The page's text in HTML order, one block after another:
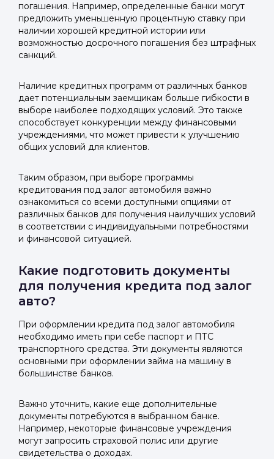
погашения. Например, определенные банки могут
предложить уменьшенную процентную ставку при
наличии хорошей кредитной истории или
возможностью досрочного погашения без штрафных
санкций.
Наличие кредитных программ от различных банков
дает потенциальным заемщикам больше гибкости в
выборе наиболее подходящих условий. Это также
способствует конкуренции между финансовыми
учреждениями, что может привести к улучшению
общих условий для клиентов.
Таким образом, при выборе программы
кредитования под залог автомобиля важно
ознакомиться со всеми доступными опциями от
различных банков для получения наилучших условий
в соответствии с индивидуальными потребностями
и финансовой ситуацией.
Какие подготовить документы
для получения кредита под залог
авто?
При оформлении кредита под залог автомобиля
необходимо иметь при себе паспорт и ПТС
транспортного средства. Эти документы являются
основными при оформлении займа на машину в
большинстве банков.
Важно уточнить, какие еще дополнительные
документы потребуются в выбранном банке.
Например, некоторые финансовые учреждения
могут запросить страховой полис или другие
свидетельства о доходах.